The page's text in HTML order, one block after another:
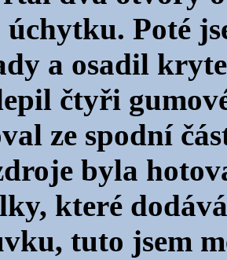
Poté
a osadil
čtyři
ze spodní
byla
které
tuto jsem